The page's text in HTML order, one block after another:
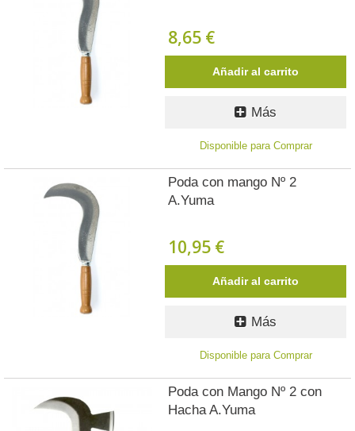
8,65 €
Añadir al carrito
Más
Disponible para Comprar
Poda con mango Nº 2
A.Yuma
10,95 €
Añadir al carrito
Más
Disponible para Comprar
Poda con Mango Nº 2 con
Hacha A.Yuma